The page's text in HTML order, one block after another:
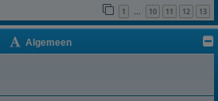
1 … 10 11 12 13
Algemeen